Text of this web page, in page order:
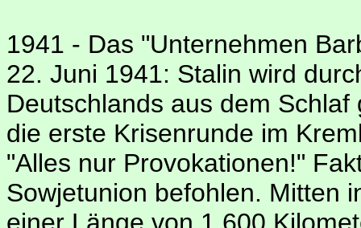
1941 - Das "Unternehmen
22. Juni 1941: Stalin wird
Deutschlands aus dem
die erste Krisenrunde im
"Alles nur Provokationen!"
Sowjetunion befohlen. Mitten
einer Länge von 1.600